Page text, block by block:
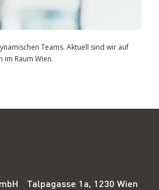
Teams. Aktuell sind wir auf
im Raum Wien.
Talpagasse 1a, 1230 Wien